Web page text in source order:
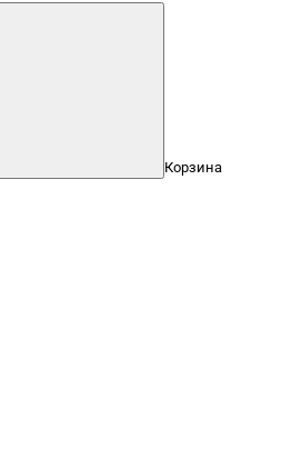
Корзина